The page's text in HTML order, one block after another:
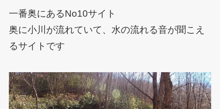
一番奥にあるNo10サイト
奥に小川が流れていて、水の流れる音が聞こえ
るサイトです